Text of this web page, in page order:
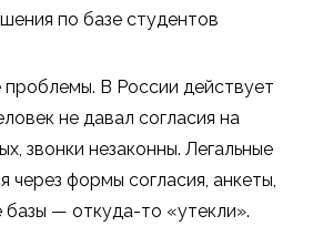
по базе студентов
В России действует
не давал согласия на
звонки незаконны. Легальные
через формы согласия, анкеты,
базы — откуда-то «утекли».